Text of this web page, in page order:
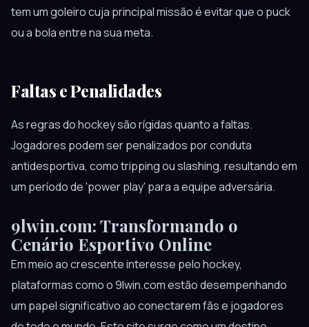
tem um goleiro cuja principal missão é evitar que o puck
ou a bola entre na sua meta.
Faltas e Penalidades
As regras do hockey são rígidas quanto a faltas.
Jogadores podem ser penalizados por conduta
antidesportiva, como tripping ou slashing, resultando em
um período de 'power play' para a equipe adversária.
9lwin.com: Transformando o
Cenário Esportivo Online
Em meio ao crescente interesse pelo hockey,
plataformas como o 9lwin.com estão desempenhando
um papel significativo ao conectarem fãs e jogadores